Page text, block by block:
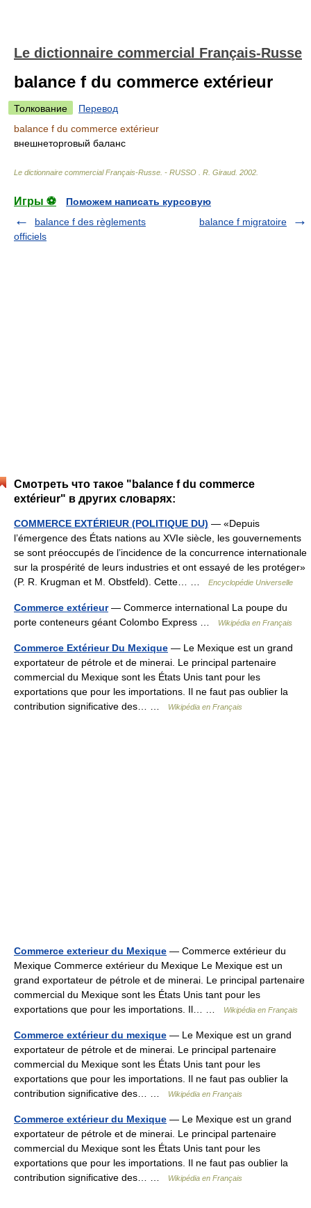
Le dictionnaire commercial Français-Russe
balance f du commerce extérieur
Толкование
Перевод
balance f du commerce extérieur
внешнеторговый баланс
Le dictionnaire commercial Français-Russe. - RUSSO R. Giraud. 2002
Игры ⚽
Поможем написать курсовую
balance f des règlements
officiels
balance f migratoire
Смотреть что такое "balance f du commerce
extérieur" в других словарях:
COMMERCE EXTÉRIEUR (POLITIQUE DU) — «Depuis
l’émergence des États nations au XVIe siècle, les gouvernements
se sont préoccupés de l’incidence de la concurrence internationale
sur la prospérité de leurs industries et ont essayé de les protéger»
(P. R. Krugman et M. Obstfeld). Cette… …
Encyclopédie Universelle
Commerce extérieur— Commerce international La poupe du
porte conteneurs géant Colombo Express …
Wikipédia en Français
Commerce Extérieur Du Mexique — Le Mexique est un grand
exportateur de pétrole et de minerai. Le principal partenaire
commercial du Mexique sont les États Unis tant pour les
exportations que pour les importations. Il ne faut pas oublier la
contribution significative des… …
Wikipédia en Français
Commerce exterieur du Mexique — Commerce extérieur du
Mexique Commerce extérieur du Mexique Le Mexique est un
grand exportateur de pétrole et de minerai. Le principal partenaire
commercial du Mexique sont les États Unis tant pour les
exportations que pour les importations. Il… …
Wikipédia en Français
Commerce extérieur du mexique — Le Mexique est un grand
exportateur de pétrole et de minerai. Le principal partenaire
commercial du Mexique sont les États Unis tant pour les
exportations que pour les importations. Il ne faut pas oublier la
contribution significative des… …
Wikipédia en Français
Commerce extérieur du Mexique — Le Mexique est un grand
exportateur de pétrole et de minerai. Le principal partenaire
commercial du Mexique sont les États Unis tant pour les
exportations que pour les importations. Il ne faut pas oublier la
contribution significative des… …
Wikipédia en Français